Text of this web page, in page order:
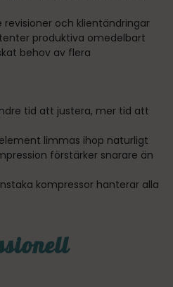
revisioner och klientändringar
produktiva omedelbart
behov av flera
tid att justera, mer tid att
limmas ihop naturligt
förstärker snarare än
kompressor hanterar alla